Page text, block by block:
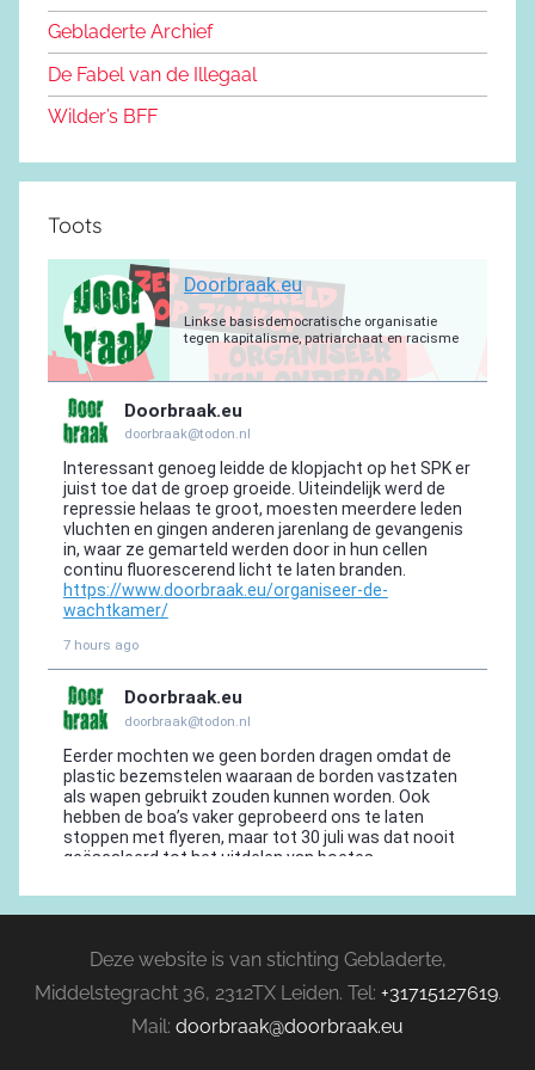
n
o
o
Gebladerte Archief
De Fabel van de Illegaal
Wilder’s BFF
Toots
Deze website is van stichting Gebladerte,
Middelstegracht 36, 2312TX Leiden. Tel: +31715127619.
Mail: doorbraak@doorbraak.eu